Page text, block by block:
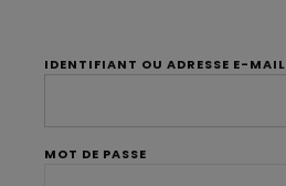
IDENTIFIANT OU ADRESSE E-MAIL
MOT DE PASSE